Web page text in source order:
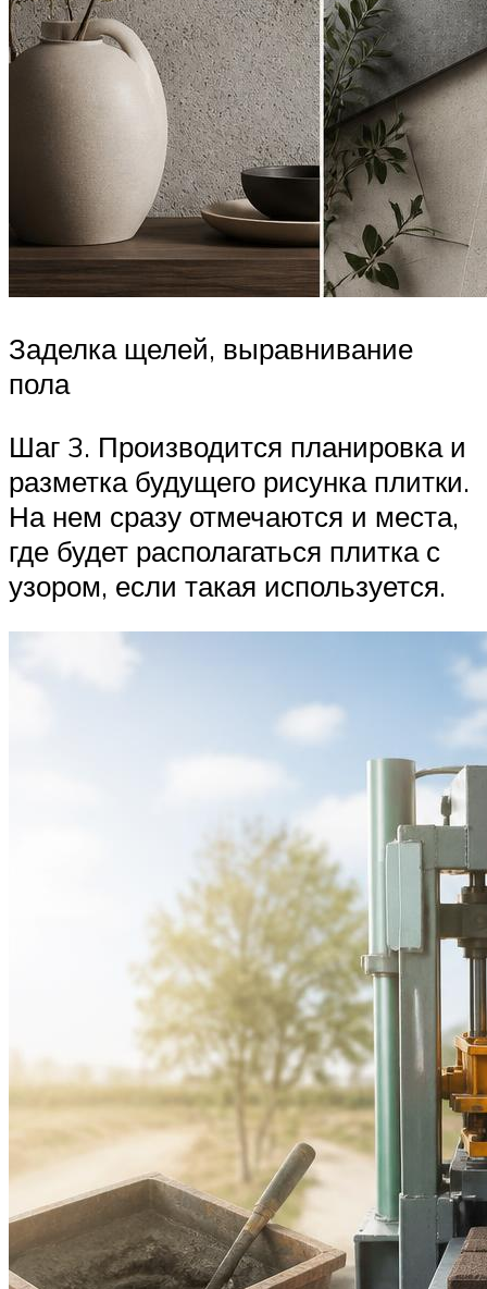
Заделка щелей, выравнивание
пола
Шаг 3. Производится планировка и
разметка будущего рисунка плитки.
На нем сразу отмечаются и места,
где будет располагаться плитка с
узором, если такая используется.